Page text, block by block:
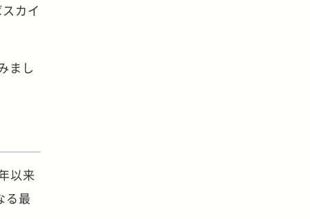
カイ
まし
以来
る最